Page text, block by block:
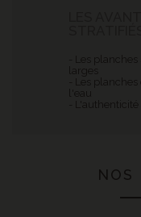
- Les
- Les
-
NOS